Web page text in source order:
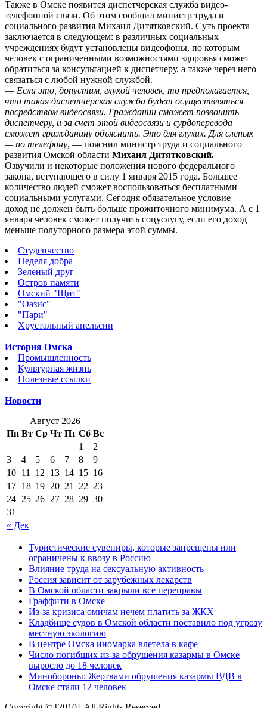
Также в Омске появится диспетчерская служба видео-
телефонной связи. Об этом сообщил министр труда и
социального развития Михаил Дитятковский. Суть проекта
заключается в следующем: в различных социальных
учреждениях будут установлены видеофоны, по которым
человек с ограниченными возможностями здоровья сможет
обратиться за консультацией к диспетчеру, а также через него
связаться с любой нужной службой.
— Если это, допустим, глухой человек, то предполагается,
что такая диспетчерская служба будет осуществляться
посредством видеосвязи. Гражданин сможет позвонить
диспетчеру, и за счет этой видеосвязи и сурдоперевода
сможет гражданину объяснить. Это для глухих. Для слепых
— по телефону, — пояснил министр труда и социального
развития Омской области Михаил Дитятковский.
Озвучили и некоторые положения нового федерального
закона, вступающего в силу 1 января 2015 года. Большее
количество людей сможет воспользоваться бесплатными
социальными услугами. Сегодня обязательное условие —
доход не должен быть больше прожиточного минимума. А с 1
января человек сможет получить соцуслугу, если его доход
меньше полуторного размера этой суммы.
Студенчество
Неделя добра
Зеленый друг
Остров памяти
Омский "Щит"
"Оазис"
"Пари"
Хрустальный апельсин
История Омска
Промышленность
Культурная жизнь
Полезные ссылки
Новости
Август 2026
Пн Вт Ср Чт Пт Сб Вс
« Дек
1
2
3
4 5 6 7 8
9
10 11 12 13 14 15 16
17 18 19 20 21 22 23
24 25 26 27 28 29 30
31
Туристические сувениры, которые запрещены или
ограничены к ввозу в Россию
Влияние труда на сексуальную активность
Россия зависит от зарубежных лекарств
В Омской области закрыли все переправы
Граффити в Омске
Из-за кризиса омичам нечем платить за ЖКХ
Кладбище судов в Омской области поставило под угрозу
местную экологию
В центре Омска иномарка влетела в кафе
Число погибших из-за обрушения казармы в Омске
выросло до 18 человек
Минобороны: Жертвами обрушения казармы ВДВ в
Омске стали 12 человек